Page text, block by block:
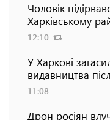
Чоловік
Харківському
12:10
У Харкові
видавництва
11:08
Дрон росіян